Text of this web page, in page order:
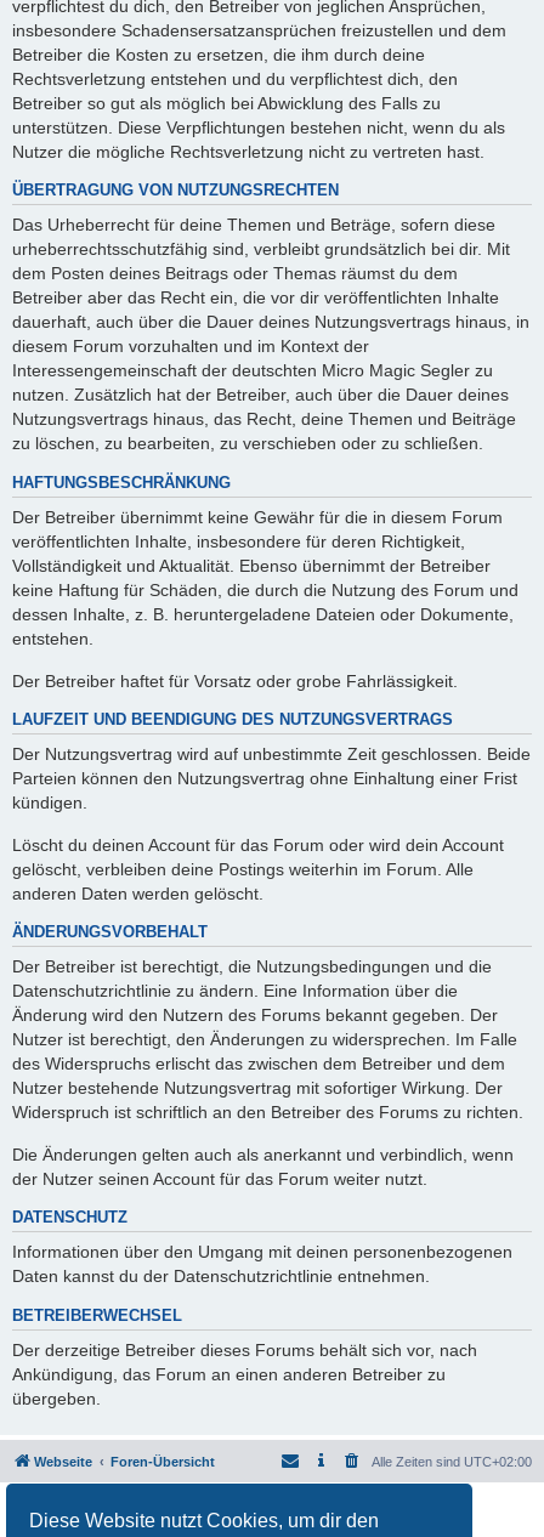
Diese Website nutzt Cookies, um dir den
verpflichtest du dich, den Betreiber von jeglichen Ansprüchen,
insbesondere Schadensersatzansprüchen freizustellen und dem
Betreiber die Kosten zu ersetzen, die ihm durch deine
Rechtsverletzung entstehen und du verpflichtest dich, den
Betreiber so gut als möglich bei Abwicklung des Falls zu
unterstützen. Diese Verpflichtungen bestehen nicht, wenn du als
Nutzer die mögliche Rechtsverletzung nicht zu vertreten hast.
ÜBERTRAGUNG VON NUTZUNGSRECHTEN
Das Urheberrecht für deine Themen und Beträge, sofern diese
urheberrechtsschutzfähig sind, verbleibt grundsätzlich bei dir. Mit
dem Posten deines Beitrags oder Themas räumst du dem
Betreiber aber das Recht ein, die vor dir veröffentlichten Inhalte
dauerhaft, auch über die Dauer deines Nutzungsvertrags hinaus, in
diesem Forum vorzuhalten und im Kontext der
Interessengemeinschaft der deutschten Micro Magic Segler zu
nutzen. Zusätzlich hat der Betreiber, auch über die Dauer deines
Nutzungsvertrags hinaus, das Recht, deine Themen und Beiträge
zu löschen, zu bearbeiten, zu verschieben oder zu schließen.
HAFTUNGSBESCHRÄNKUNG
Der Betreiber übernimmt keine Gewähr für die in diesem Forum
veröffentlichten Inhalte, insbesondere für deren Richtigkeit,
Vollständigkeit und Aktualität. Ebenso übernimmt der Betreiber
keine Haftung für Schäden, die durch die Nutzung des Forum und
dessen Inhalte, z. B. heruntergeladene Dateien oder Dokumente,
entstehen.
Der Betreiber haftet für Vorsatz oder grobe Fahrlässigkeit.
LAUFZEIT UND BEENDIGUNG DES NUTZUNGSVERTRAGS
Der Nutzungsvertrag wird auf unbestimmte Zeit geschlossen. Beide
Parteien können den Nutzungsvertrag ohne Einhaltung einer Frist
kündigen.
Löscht du deinen Account für das Forum oder wird dein Account
gelöscht, verbleiben deine Postings weiterhin im Forum. Alle
anderen Daten werden gelöscht.
ÄNDERUNGSVORBEHALT
Der Betreiber ist berechtigt, die Nutzungsbedingungen und die
Datenschutzrichtlinie zu ändern. Eine Information über die
Änderung wird den Nutzern des Forums bekannt gegeben. Der
Nutzer ist berechtigt, den Änderungen zu widersprechen. Im Falle
des Widerspruchs erlischt das zwischen dem Betreiber und dem
Nutzer bestehende Nutzungsvertrag mit sofortiger Wirkung. Der
Widerspruch ist schriftlich an den Betreiber des Forums zu richten.
Die Änderungen gelten auch als anerkannt und verbindlich, wenn
der Nutzer seinen Account für das Forum weiter nutzt.
DATENSCHUTZ
Informationen über den Umgang mit deinen personenbezogenen
Daten kannst du der Datenschutzrichtlinie entnehmen.
BETREIBERWECHSEL
Der derzeitige Betreiber dieses Forums behält sich vor, nach
Ankündigung, das Forum an einen anderen Betreiber zu
übergeben.
Webseite Foren-Übersicht Alle Zeiten sind UTC+02:00
Deutsche Übersetzung durchphpBB.de